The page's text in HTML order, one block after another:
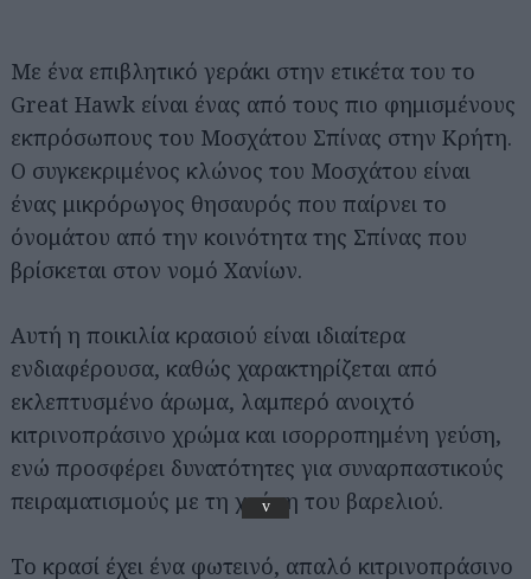
Με ένα επιβλητικό γεράκι στην ετικέτα του το
Great Hawk είναι ένας από τους πιο φημισμένους
εκπρόσωπους του Μοσχάτου Σπίνας στην Κρήτη.
Ο συγκεκριμένος κλώνος του Μοσχάτου είναι
ένας μικρόρωγος θησαυρός που παίρνει το
όνομάτου από την κοινότητα της Σπίνας που
βρίσκεται στον νομό Χανίων.
Αυτή η ποικιλία κρασιού είναι ιδιαίτερα
ενδιαφέρουσα, καθώς χαρακτηρίζεται από
εκλεπτυσμένο άρωμα, λαμπερό ανοιχτό
κιτρινοπράσινο χρώμα και ισορροπημένη γεύση,
ενώ προσφέρει δυνατότητες για συναρπαστικούς
πειραματισμούς με τη χρήση του βαρελιού.
Το κρασί έχει ένα φωτεινό, απαλό κιτρινοπράσινο
v